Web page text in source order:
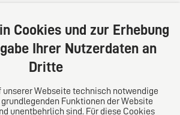
Cookies und zur Erhebung
Ihrer Nutzerdaten an
Dritte
unserer Webseite technisch notwendige
Funktionen der Website
unentbehrlich sind. Für diese Cookies